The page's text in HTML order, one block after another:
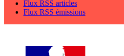
Flux RSS articles
Flux RSS émissions